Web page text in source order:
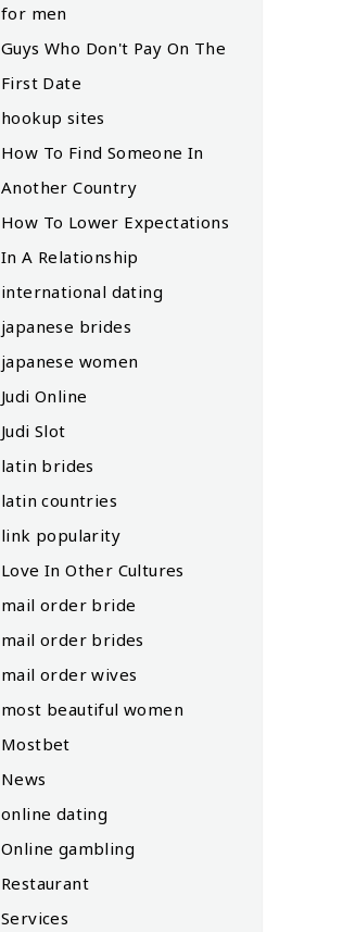
for men
Guys Who Don't Pay On The
First Date
hookup sites
How To Find Someone In
Another Country
How To Lower Expectations
In A Relationship
international dating
japanese brides
japanese women
Judi Online
Judi Slot
latin brides
latin countries
link popularity
Love In Other Cultures
mail order bride
mail order brides
mail order wives
most beautiful women
Mostbet
News
online dating
Online gambling
Restaurant
Services